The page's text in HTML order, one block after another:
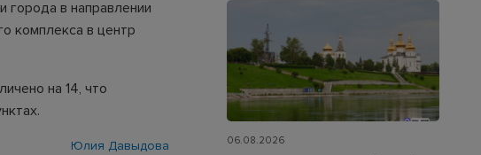
города в направлении
комплекса в центр
на 14, что
Юлия Давыдова
06.08.2026